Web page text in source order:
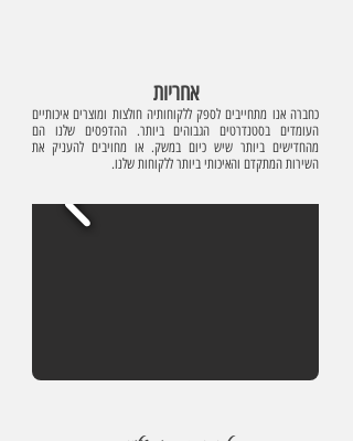
אחריות
כחברה אנו מתחייבים לספק ללקוחותיה חולצות ומוצרים איכותיים
העומדים בסטנדרטים הגבוהים ביותר. ההדפסים שלנו הם
מהחדישים ביותר שיש כיום במשק. או מחויבים להעניק את
השירות המתקדם והאיכותי ביותר ללקוחות שלנו.